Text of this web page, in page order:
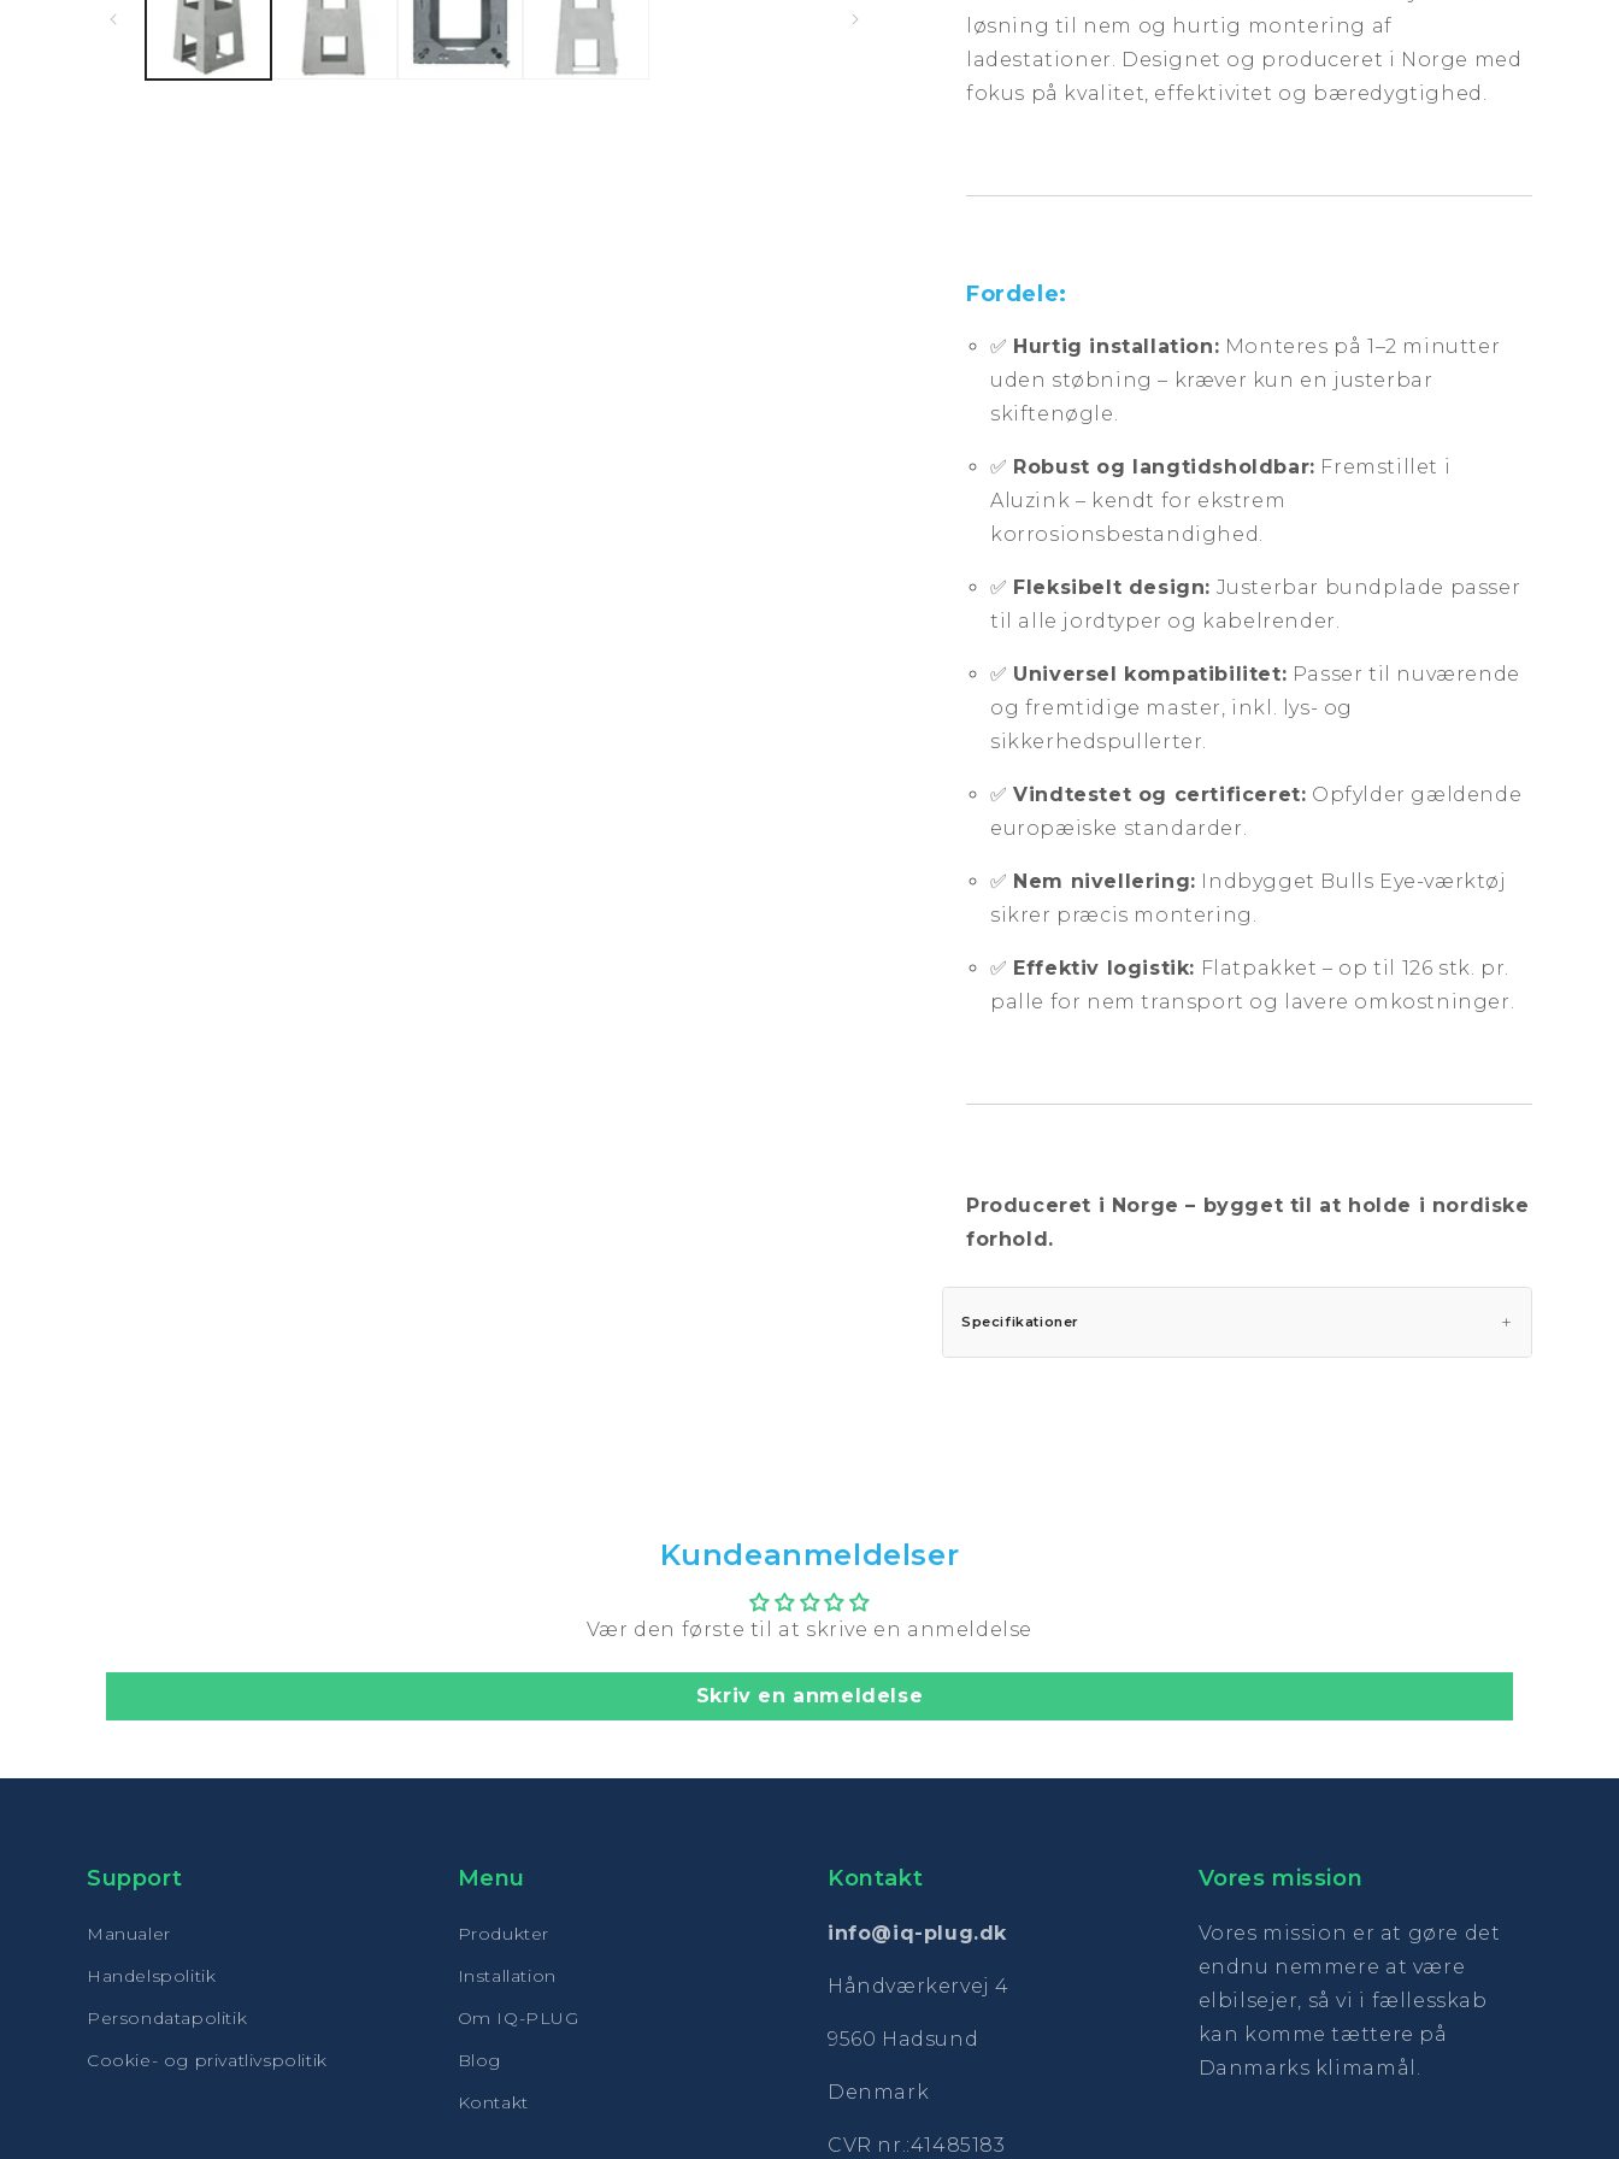
løsning til nem og hurtig montering af
ladestationer. Designet og produceret i Norge med
fokus på kvalitet, effektivitet og bæredygtighed.
Fordele:
✅ Hurtig installation: Monteres på 1–2 minutter
uden støbning – kræver kun en justerbar
skiftenøgle.
✅ Robust og langtidsholdbar: Fremstillet i
Aluzink – kendt for ekstrem
korrosionsbestandighed.
✅ Fleksibelt design: Justerbar bundplade passer
til alle jordtyper og kabelrender.
✅ Universel kompatibilitet: Passer til nuværende
og fremtidige master, inkl. lys- og
sikkerhedspullerter.
✅Vindtestet og certificeret: Opfylder gældende
europæiske standarder.
✅ Nem nivellering: Indbygget Bulls Eye-værktøj
sikrer præcis montering.
✅ Effektiv logistik: Flatpakket – op til 126 stk. pr.
palle for nem transport og lavere omkostninger.
Produceret i Norge – bygget til at holde i nordiske
forhold.
Specifikationer +
Kundeanmeldelser
Vær den første til at skrive en anmeldelse
Skriv en anmeldelse
Support
Manualer
Handelspolitik
Persondatapolitik
Cookie- og privatlivspolitik
Menu
Produkter
Installation
Om IQ-PLUG
Blog
Kontakt
Kontakt
info@iq-plug.dk
Håndværkervej 4
9560 Hadsund
Denmark
CVR nr.:41485183
Vores mission
Vores mission er at gøre det
endnu nemmere at være
elbilsejer, så vi i fællesskab
kan komme tættere på
Danmarks klimamål.